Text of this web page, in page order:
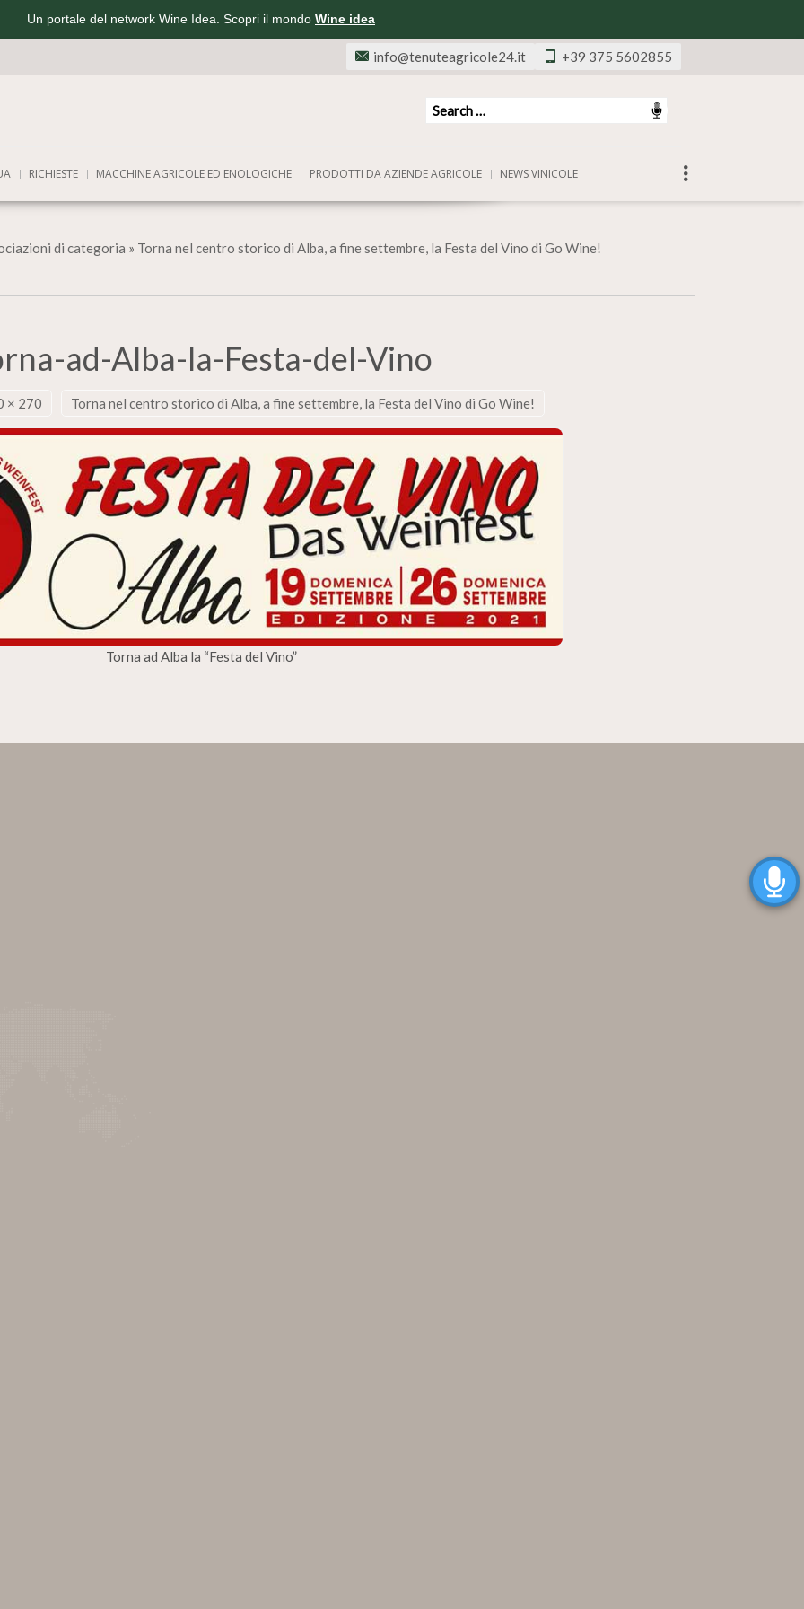
Un portale del network Wine Idea. Scopri il mondo Wine idea
+39 375 5602855
info@tenuteagricole24.it
RICHIESTE MACCHINE AGRICOLE ED ENOLOGICHE PRODOTTI DA AZIENDE AGRICOLE NEWS VINICOLE
di categoria » Torna nel centro storico di Alba, a fine settembre, la Festa del Vino di Go Wine!
ad-Alba-la-Festa-del-Vino
× 270 Torna nel centro storico di Alba, a fine settembre, la Festa del Vino di Go Wine!
Torna ad Alba la “Festa del Vino”